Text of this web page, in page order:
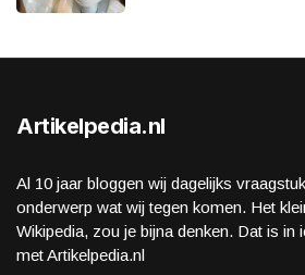
Artikelpedia.nl
Al 10 jaar bloggen wij dagelijks
onderwerp wat wij tegen komen. Het
Wikipedia, zou je bijna denken. Dat is in
met Artikelpedia.nl